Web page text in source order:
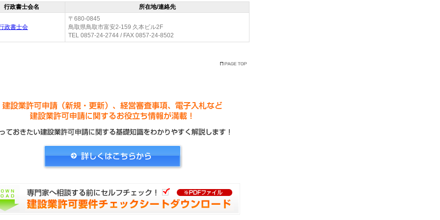
行政書士会名 所在地/連絡先
政書士会
〒680-0845
鳥取県鳥取市富安2-159 久本ビル2F
TEL 0857-24-2744 / FAX 0857-24-8502